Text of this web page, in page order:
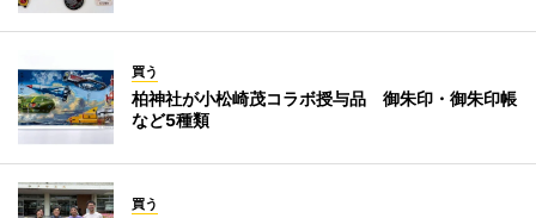
買う
柏神社が小松崎茂コラボ授与品 御朱印・御朱印帳
など5種類
買う